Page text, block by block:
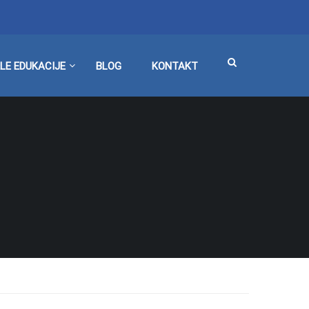
EDUKACIJE BLOG KONTAKT